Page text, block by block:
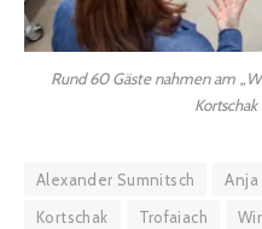
Rund 60 Gäste nahmen am
Alexander Sumnitsch Anja
Kortschak
Trofaiach